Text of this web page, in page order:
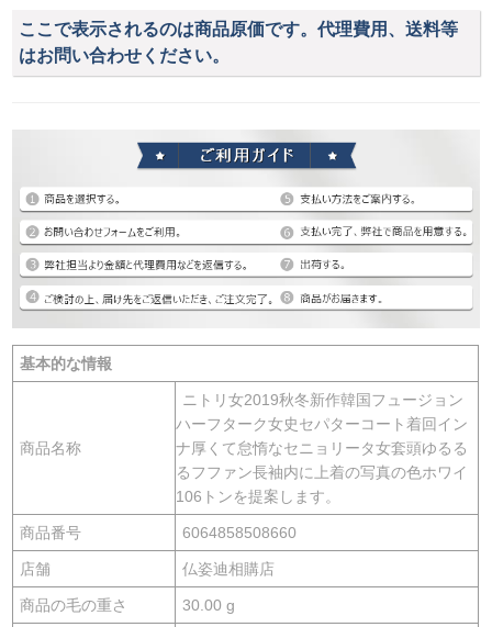
ここで表示されるのは商品原価です。代理費用、送料等
はお問い合わせください。
基本的な情報
商品名称
ニトリ女2019秋冬新作韓国フュージョン
ハーフターク女史セパターコート着回イン
ナ厚くて怠惰なセニョリータ女套頭ゆるる
るフファン長袖内に上着の写真の色ホワイ
106トンを提案します。
商品番号 6064858508660
店舗 仏姿迪相購店
商品の毛の重さ 30.00 g